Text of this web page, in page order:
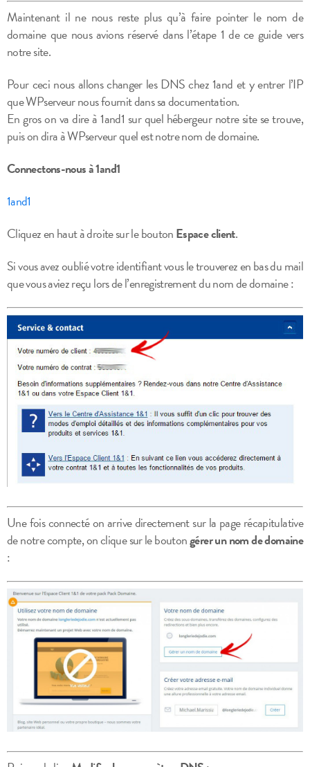
Maintenant il ne nous reste plus qu’à faire pointer le nom de
domaine que nous avions réservé dans l’étape 1 de ce guide vers
notre site.
Pour ceci nous allons changer les DNS chez 1and et y entrer l’IP
que WPserveur nous fournit dans sa documentation.
En gros on va dire à 1and1 sur quel hébergeur notre site se trouve,
puis on dira à WPserveur quel est notre nom de domaine.
Connectons-nous à 1and1
1and1
Cliquez en haut à droite sur le boutonEspace client.
Si vous avez oublié votre identifiant vous le trouverez en bas du mail
que vous aviez reçu lors de l’enregistrement du nom de domaine :
Une fois connecté on arrive directement sur la page récapitulative
de notre compte, on clique sur le boutongérer un nom de domaine
: